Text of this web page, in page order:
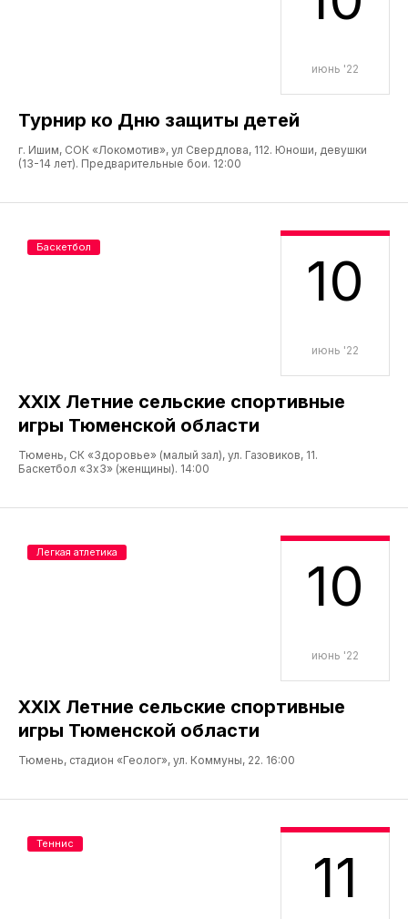
июнь '22
Турнир ко Дню защиты детей
г. Ишим, СОК «Локомотив», ул Свердлова, 112. Юноши, девушки
(13-14 лет). Предварительные бои. 12:00
10
июнь '22
XXIX Летние сельские спортивные
игры Тюменской области
Тюмень, СК «Здоровье» (малый зал), ул. Газовиков, 11.
Баскетбол «3х3» (женщины). 14:00
Баскетбол
10
июнь '22
XXIX Летние сельские спортивные
игры Тюменской области
Тюмень, стадион «Геолог», ул. Коммуны, 22. 16:00
Легкая атлетика
11
Теннис